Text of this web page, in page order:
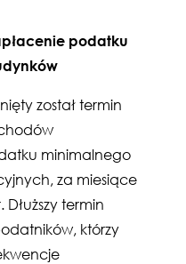
podatku
został termin
minimalnego
za miesiące
termin
którzy